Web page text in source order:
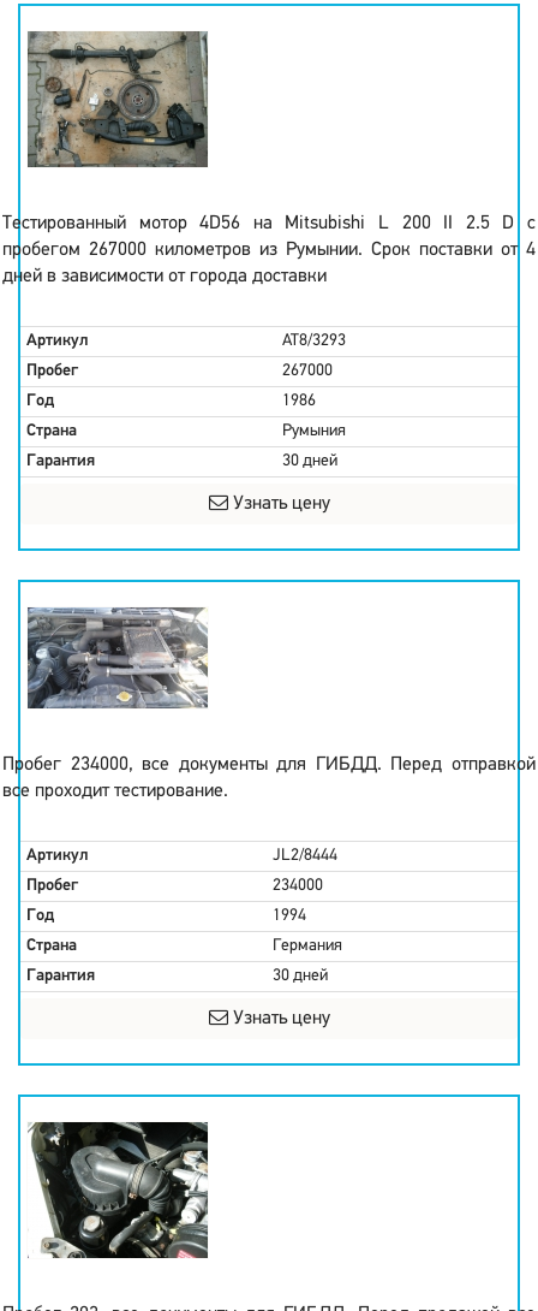
Тестированный мотор 4D56 на Mitsubishi L 200 II 2.5 D с
пробегом 267000 километров из Румынии. Срок поставки от 4
дней в зависимости от города доставки
Артикул
AT8/3293
Пробег
267000
Год
1986
Страна
Румыния
Гарантия
30 дней
Узнать цену
Пробег 234000, все документы для ГИБДД. Перед отправкой
все проходит тестирование.
Артикул
JL2/8444
Пробег
234000
Год
1994
Страна
Германия
Гарантия
30 дней
Узнать цену